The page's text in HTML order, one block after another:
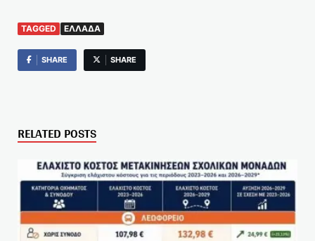
TAGGED ΕΛΛΆΔΑ
SHARE SHARE
RELATED POSTS